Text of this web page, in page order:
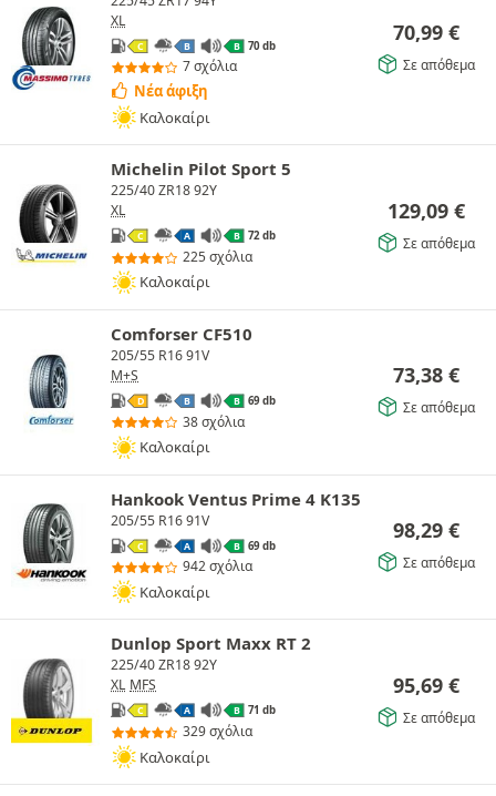
XL
C B B 70 db
7 σχόλια
Νέα άφιξη
Καλοκαίρι
70,99 €
Σε απόθεμα
Michelin Pilot Sport 5
225/40 ZR18 92Y
XL
C A B 72 db
225 σχόλια
Καλοκαίρι
129,09 €
Σε απόθεμα
Comforser CF510
205/55 R16 91V
M+S
D B B 69 db
38 σχόλια
Καλοκαίρι
73,38 €
Σε απόθεμα
Hankook Ventus Prime 4 K135
205/55 R16 91V
C A B 69 db
942 σχόλια
Καλοκαίρι
98,29 €
Σε απόθεμα
Dunlop Sport Maxx RT 2
225/40 ZR18 92Y
XL MFS
C A B 71 db
329 σχόλια
Καλοκαίρι
95,69 €
Σε απόθεμα